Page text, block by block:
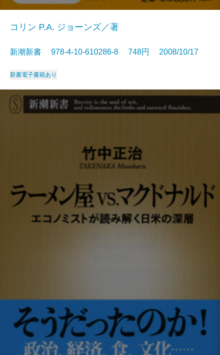
コリン P.A. ジョーンズ／著
新潮新書 978-4-10-610286-8 748円 2008/10/17
新書電子書籍あり